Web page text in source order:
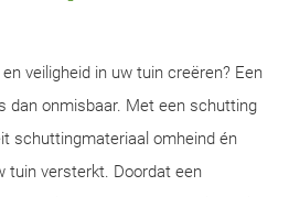
veiligheid in uw tuin creëren? Een
dan onmisbaar. Met een schutting
schuttingmateriaal omheind én
tuin versterkt. Doordat een